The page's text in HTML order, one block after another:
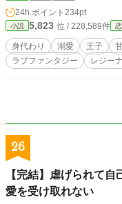
24h.ポイント 234pt
小説 5,823 位 / 228,589件
身代わり 溺愛 王子
ラブファンタジー
レジーナ
26
【完結】虐げられて
愛を受け取れない